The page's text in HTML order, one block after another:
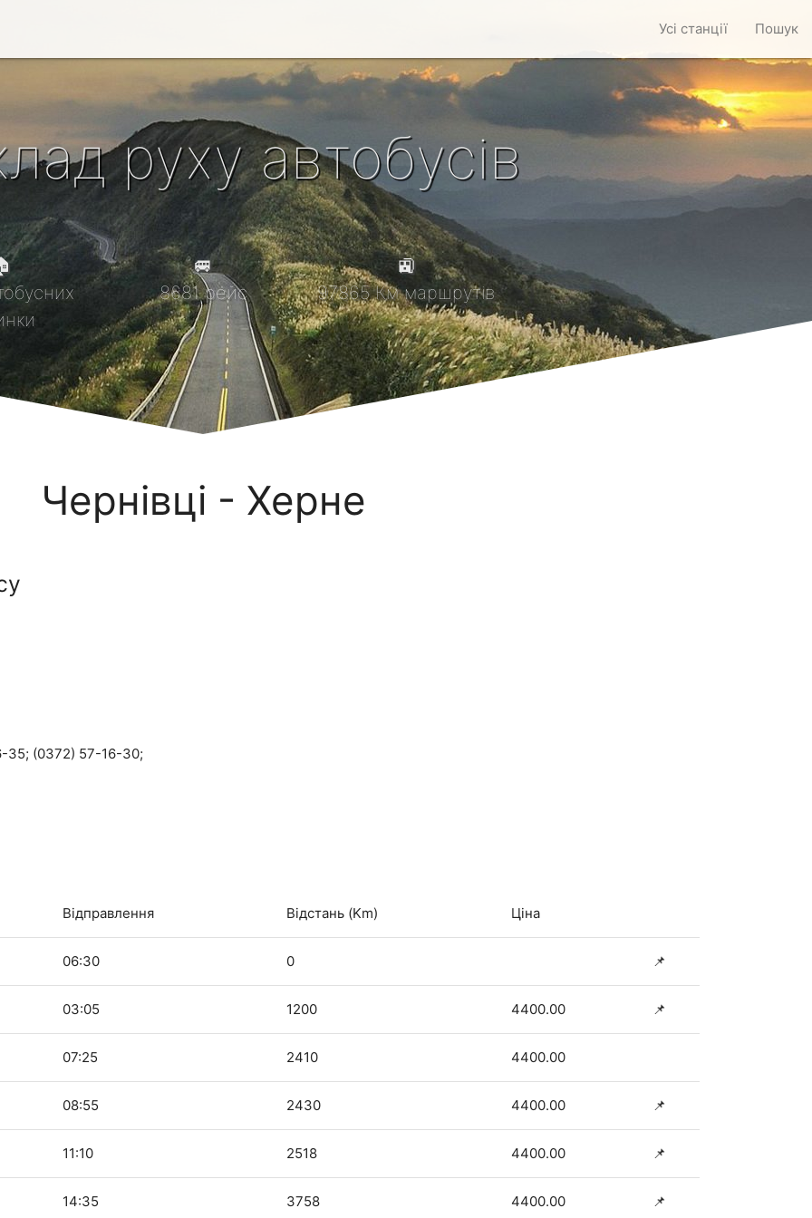
Усі станції Пошук
руху автобусів
🚐
8681 рейс
🚉
97865 Км маршрутів
Чернівці - Херне
35; (0372) 57-16-30;
Відправлення Відстань (Km) Ціна
06:30 0 📌
03:05 1200 4400.00 📌
07:25 2410 4400.00
08:55 2430 4400.00 📌
11:10 2518 4400.00 📌
14:35 3758 4400.00 📌